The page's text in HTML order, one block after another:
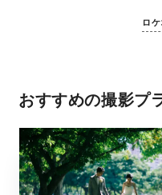
ロ
おすすめの撮影プ